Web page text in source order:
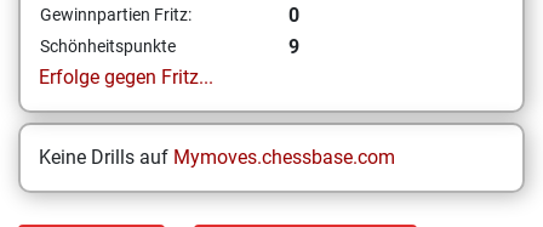
Gewinnpartien Fritz: 0
Schönheitspunkte
9
Erfolge gegen Fritz...
Keine Drills auf Mymoves.chessbase.com